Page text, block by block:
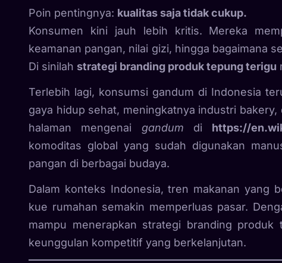
Poin pentingnya: kualitas saja tidak cukup.
Konsumen kini jauh lebih kritis. Mereka
keamanan pangan, nilai gizi, hingga bagaimana
Di sinilah strategi branding produk tepung terigu
Terlebih lagi, konsumsi gandum di Indonesia
gaya hidup sehat, meningkatnya industri
halaman mengenai gandum di https://
komoditas global yang sudah digunakan
pangan di berbagai budaya.
Dalam konteks Indonesia, tren makanan yang
kue rumahan semakin memperluas pasar.
mampu menerapkan strategi branding
keunggulan kompetitif yang berkelanjutan.